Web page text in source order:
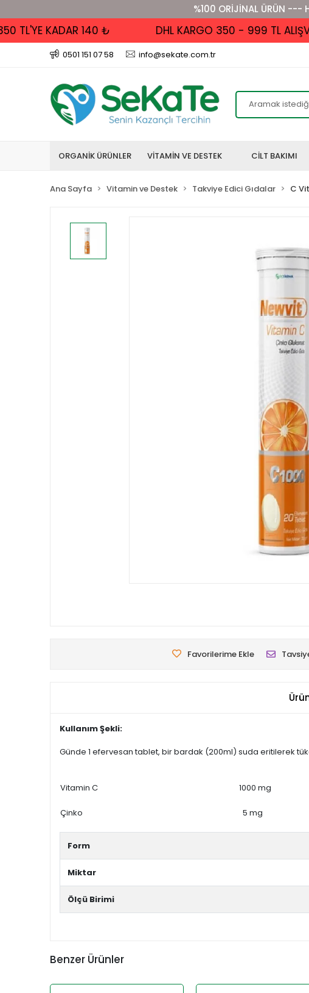
%100 ORİJİNAL ÜRÜN ---
KADAR 140 ₺ DHL KARGO 350 - 999 TL
0501 151 07 58 info@sekate.com.tr
ORGANİK ÜRÜNLER VİTAMİN VE DESTEK CİLT BAKIMI
Ana Sayfa Vitamin ve Destek Takviye Edici Gıdalar C
Favorilerime Ekle
Kullanım Şekli:
Günde 1 efervesan tablet, bir bardak (200ml) suda eritilerek
Vitamin C 1000 mg
Çinko 5 mg
Form
Miktar
Ölçü Birimi
Benzer Ürünler